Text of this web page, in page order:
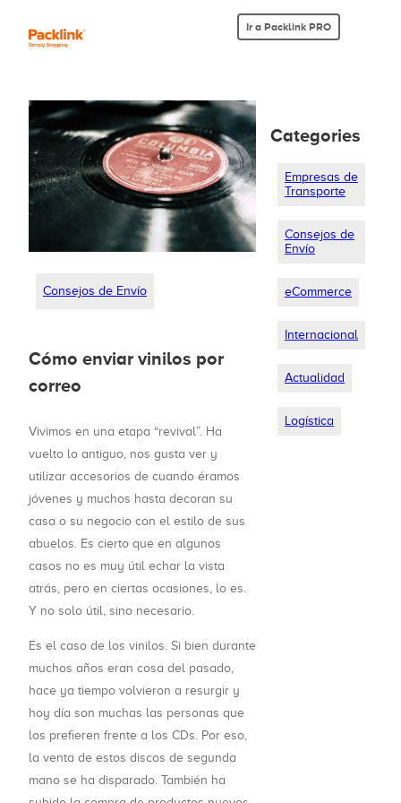
Ir a Packlink PRO
Consejos de Envío
Cómo enviar vinilos por
correo
Vivimos en una etapa “revival”. Ha
vuelto lo antiguo, nos gusta ver y
utilizar accesorios de cuando éramos
jóvenes y muchos hasta decoran su
casa o su negocio con el estilo de sus
abuelos. Es cierto que en algunos
casos no es muy útil echar la vista
atrás, pero en ciertas ocasiones, lo es.
Y no solo útil, sino necesario.
Es el caso de los vinilos. Si bien durante
muchos años eran cosa del pasado,
hace ya tiempo volvieron a resurgir y
hoy día son muchas las personas que
los prefieren frente a los CDs. Por eso,
la venta de estos discos de segunda
mano se ha disparado. También ha
Categories
Empresas de
Transporte
Consejos de
Envío
eCommerce
Internacional
Actualidad
Logística